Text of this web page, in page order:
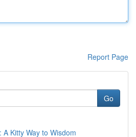
Report Page
Go
A Kitty Way to Wisdom